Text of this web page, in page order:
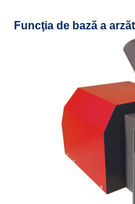
Funcţia de bază a